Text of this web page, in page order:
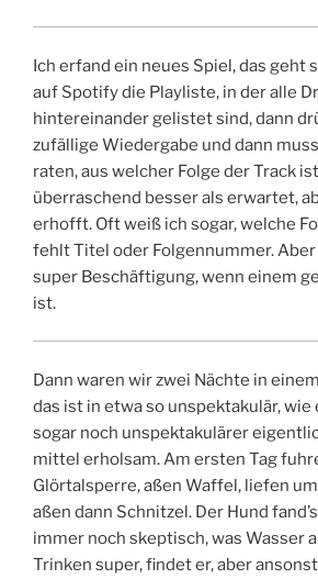
Ich erfand ein neues Spiel, das geht
auf Spotify die Playliste, in der alle
hintereinander gelistet sind, dann
zufällige Wiedergabe und dann
raten, aus welcher Folge der Track
überraschend besser als erwartet,
erhofft. Oft weiß ich sogar, welche
fehlt Titel oder Folgennummer.
super Beschäftigung, wenn einem
ist.
Dann waren wir zwei Nächte in
das ist in etwa so unspektakulär, wie
sogar noch unspektakulärer
mittel erholsam. Am ersten Tag
Glörtalsperre, aßen Waffel, liefen
aßen dann Schnitzel. Der Hund
immer noch skeptisch, was Wasser
Trinken super, findet er, aber